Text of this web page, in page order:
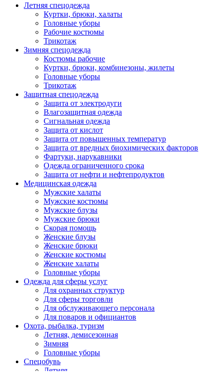
Летняя спецодежда
Куртки, брюки, халаты
Головные уборы
Рабочие костюмы
Трикотаж
Зимняя спецодежда
Костюмы рабочие
Куртки, брюки, комбинезоны, жилеты
Головные уборы
Трикотаж
Защитная спецодежда
Защита от электродуги
Влагозащитная одежда
Сигнальная одежда
Защита от кислот
Защита от повышенных температур
Защита от вредных биохимических факторов
Фартуки, нарукавники
Одежда ограниченного срока
Защита от нефти и нефтепродуктов
Медицинская одежда
Мужские халаты
Мужские костюмы
Мужские блузы
Мужские брюки
Скорая помощь
Женские блузы
Женские брюки
Женские костюмы
Женские халаты
Головные уборы
Одежда для сферы услуг
Для охранных структур
Для сферы торговли
Для обслуживающего персонала
Для поваров и официантов
Охота, рыбалка, туризм
Летняя, демисезонная
Зимняя
Головные уборы
Спецобувь
Летняя